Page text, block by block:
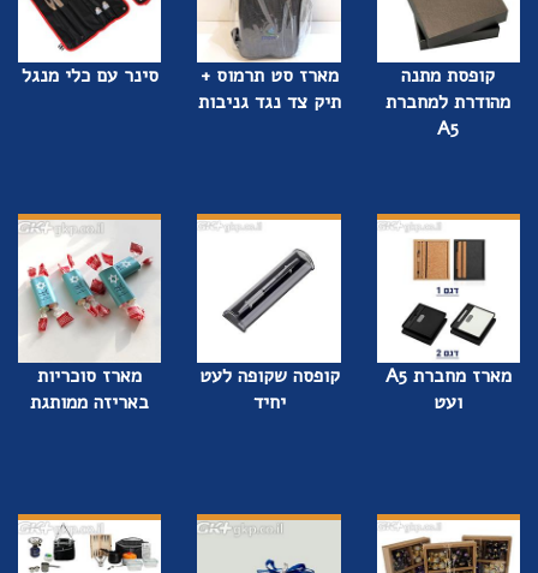
קופסת מתנה
מהודרת למחברת
A5
מארז סט תרמוס +
תיק צד נגד גניבות
סינר עם כלי מנגל
מארז מחברת A5
ועט
קופסה שקופה לעט
יחיד
מארז סוכריות
באריזה ממותגת